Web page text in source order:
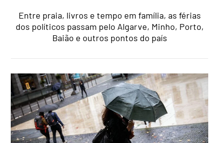
Entre praia, livros e tempo em família, as férias
dos políticos passam pelo Algarve, Minho, Porto,
Baião e outros pontos do país